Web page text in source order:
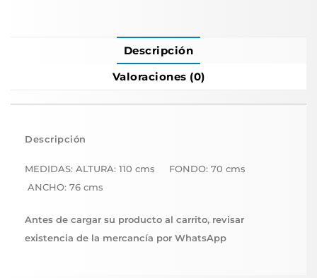
Descripción
Valoraciones (0)
Descripción
MEDIDAS: ALTURA: 110 cms FONDO: 70 cms
ANCHO: 76 cms
Antes de cargar su producto al carrito, revisar
existencia de la mercancía por WhatsApp